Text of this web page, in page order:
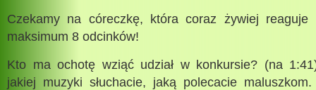
Czekamy na córeczkę, która coraz żywiej reaguje
maksimum 8 odcinków!
Kto ma ochotę wziąć udział w konkursie? (na
jakiej muzyki słuchacie, jaką polecacie